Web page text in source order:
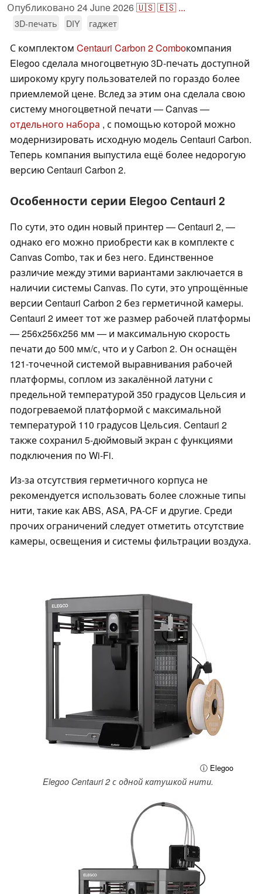
Опубликовано 24 June 2026🇺🇸🇪🇸 ...
3D-печать DIY гаджет
С комплектом Centauri Carbon 2 Comboкомпания
Elegoo сделала многоцветную 3D-печать доступной
широкому кругу пользователей по гораздо более
приемлемой цене. Вслед за этим она сделала свою
систему многоцветной печати — Canvas —
отдельного набора , с помощью которой можно
модернизировать исходную модель Centauri Carbon.
Теперь компания выпустила ещё более недорогую
версию Centauri Carbon 2.
Особенности серии Elegoo Centauri 2
По сути, это один новый принтер — Centauri 2, —
однако его можно приобрести как в комплекте с
Canvas Combo, так и без него. Единственное
различие между этими вариантами заключается в
наличии системы Canvas. По сути, это упрощённые
версии Centauri Carbon 2 без герметичной камеры.
Centauri 2 имеет тот же размер рабочей платформы
— 256x256x256 мм — и максимальную скорость
печати до 500 мм/с, что и у Carbon 2. Он оснащён
121-точечной системой выравнивания рабочей
платформы, соплом из закалённой латуни с
предельной температурой 350 градусов Цельсия и
подогреваемой платформой с максимальной
температурой 110 градусов Цельсия. Centauri 2
также сохранил 5-дюймовый экран с функциями
подключения по Wi-Fi.
Из-за отсутствия герметичного корпуса не
рекомендуется использовать более сложные типы
нити, такие как ABS, ASA, PA-CF и другие. Среди
прочих ограничений следует отметить отсутствие
камеры, освещения и системы фильтрации воздуха.
ⓘ Elegoo
Elegoo Centauri 2 с одной катушкой нити.